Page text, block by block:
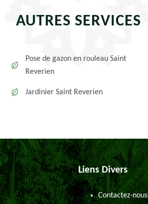
AUTRES SERVICES
Pose de gazon en rouleau Saint
Reverien
Jardinier Saint Reverien
Liens Divers
Contactez-nous